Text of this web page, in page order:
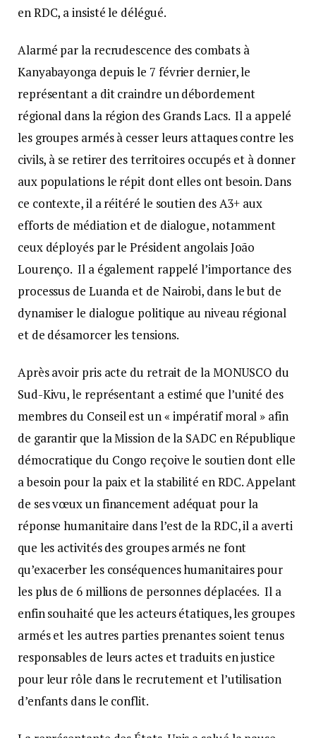
en RDC, a insisté le délégué.
Alarmé par la recrudescence des combats à
Kanyabayonga depuis le 7 février dernier, le
représentant a dit craindre un débordement
régional dans la région des Grands Lacs. Il a appelé
les groupes armés à cesser leurs attaques contre les
civils, à se retirer des territoires occupés et à donner
aux populations le répit dont elles ont besoin. Dans
ce contexte, il a réitéré le soutien des A3+ aux
efforts de médiation et de dialogue, notamment
ceux déployés par le Président angolais João
Lourenço. Il a également rappelé l’importance des
processus de Luanda et de Nairobi, dans le but de
dynamiser le dialogue politique au niveau régional
et de désamorcer les tensions.
Après avoir pris acte du retrait de la MONUSCO du
Sud-Kivu, le représentant a estimé que l’unité des
membres du Conseil est un « impératif moral » afin
de garantir que la Mission de la SADC en République
démocratique du Congo reçoive le soutien dont elle
a besoin pour la paix et la stabilité en RDC. Appelant
de ses vœux un financement adéquat pour la
réponse humanitaire dans l’est de la RDC, il a averti
que les activités des groupes armés ne font
qu’exacerber les conséquences humanitaires pour
les plus de 6 millions de personnes déplacées. Il a
enfin souhaité que les acteurs étatiques, les groupes
armés et les autres parties prenantes soient tenus
responsables de leurs actes et traduits en justice
pour leur rôle dans le recrutement et l’utilisation
d’enfants dans le conflit.